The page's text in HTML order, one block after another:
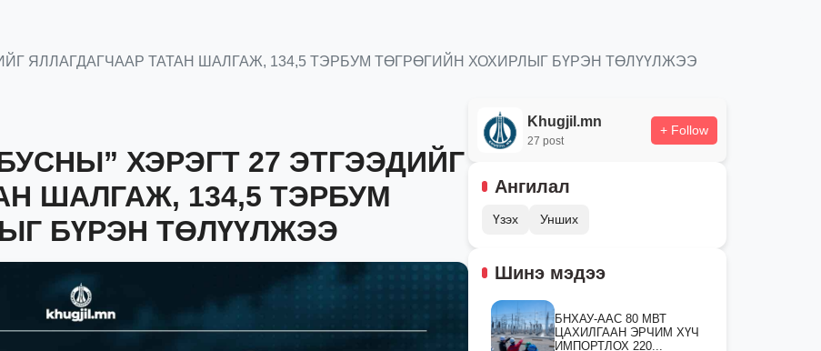
ЯЛЛАГДАГЧААР ТАТАН ШАЛГАЖ, 134,5 ТЭРБУМ ТӨГРӨГИЙН ХОХИРЛЫГ БҮРЭН ТӨЛҮҮЛЖЭЭ
ХЭРЭГТ 27 ЭТГЭЭДИЙГ
ШАЛГАЖ, 134,5 ТЭРБУМ
БҮРЭН ТӨЛҮҮЛЖЭЭ
Khugjil.mn
27 post
+ Follow
Ангилал
Үзэх Унших
Шинэ мэдээ
БНХАУ-ААС 80 МВТ
ЦАХИЛГААН ЭРЧИМ ХҮЧ
ИМПОРТЛОХ 220...